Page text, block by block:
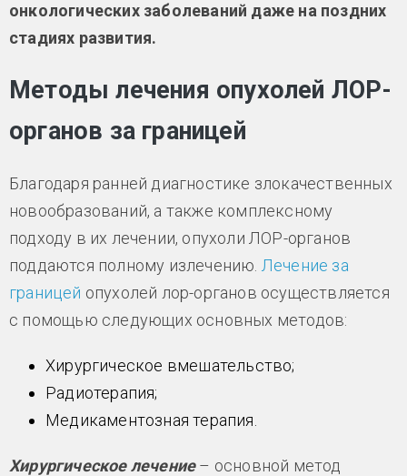
онкологических заболеваний даже на поздних
стадиях развития.
Методы лечения опухолей ЛОР-
органов за границей
Благодаря ранней диагностике злокачественных
новообразований, а также комплексному
подходу в их лечении, опухоли ЛОР-органов
поддаются полному излечению. Лечение за
границей опухолей лор-органов осуществляется
с помощью следующих основных методов:
Хирургическое вмешательство;
Радиотерапия;
Медикаментозная терапия.
Хирургическое лечение– основной метод